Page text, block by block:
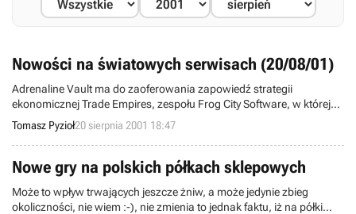
Nowości na światowych serwisach (20/08/01)
Adrenaline Vault ma do zaoferowania zapowiedź strategii
ekonomicznej Trade Empires, zespołu Frog City Software, w której
będziemy mogli spełnić swoje marzenia „od pucybuta do milionera”.
Tomasz Pyzioł20 sierpnia 2001 18:47
Nowe gry na polskich półkach sklepowych
Może to wpływ trwających jeszcze żniw, a może jedynie zbieg
okoliczności, nie wiem :-), nie zmienia to jednak faktu, iż na półki